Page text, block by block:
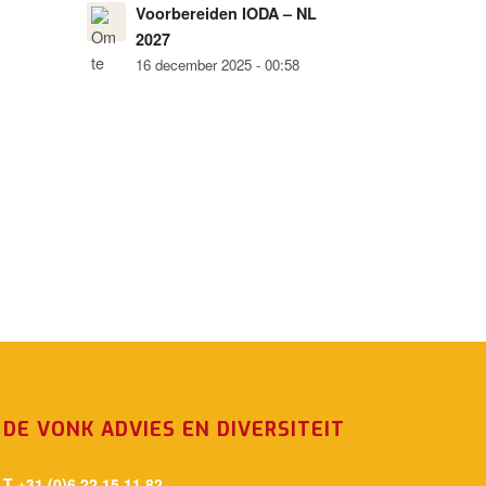
Voorbereiden IODA – NL
2027
16 december 2025 - 00:58
DE VONK ADVIES EN DIVERSITEIT